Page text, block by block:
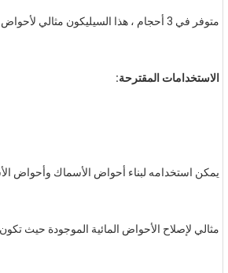
متوفر في 3 أحجام ، هذا السيليكون مثالي لأحواض السمك من جميع الأحجام.
الاستخدامات المقترحة:
يمكن استخدامه لبناء أحواض الأسماك وأحواض
مثالي لإصلاح الأحواض المائية الموجودة حيث